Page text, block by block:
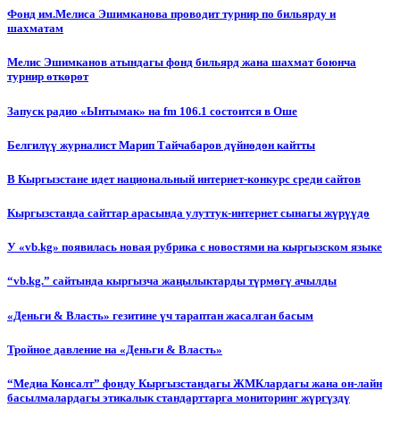
Фонд им.Мелиса Эшимканова проводит турнир по бильярду и
шахматам
Мелис Эшимканов атындагы фонд бильярд жана шахмат боюнча
турнир өткөрөт
Запуск радио «Ынтымак» на fm 106.1 состоится в Оше
Белгилүү журналист Марип Тайчабаров дүйнөдөн кайтты
В Кыргызстане идет национальный интернет-конкурс среди сайтов
Кыргызстанда сайттар арасында улуттук-интернет сынагы жүрүүдө
У «vb.kg» появилась новая рубрика с новостями на кыргызском языке
“vb.kg.” сайтында кыргызча жаңылыктарды түрмөгү ачылды
«Деньги & Власть» гезитине үч тараптан жасалган басым
Тройное давление на «Деньги & Власть»
“Медиа Консалт” фонду Кыргызстандагы ЖМКлардагы жана он-лайн
басылмалардагы этикалык стандарттарга мониторинг жүргүздү